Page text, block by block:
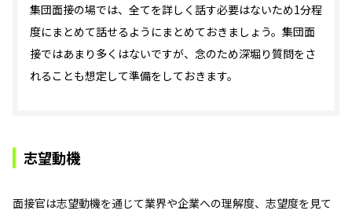
集団面接の場では、全てを詳しく話す必要はないため1分程
度にまとめて話せるようにまとめておきましょう。集団面
接ではあまり多くはないですが、念のため深堀り質問をさ
れることも想定して準備をしておきます。
志望動機
面接官は志望動機を通じて業界や企業への理解度、志望度を見て